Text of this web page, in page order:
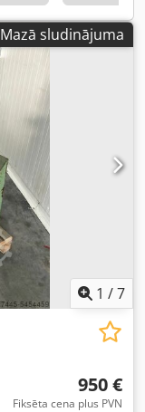
Mazā sludinājuma
1 /7
950 €
Fiksēta cena plus PVN